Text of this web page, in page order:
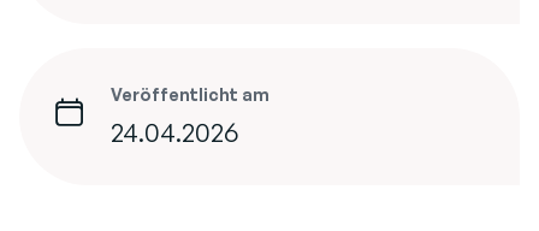
Veröffentlicht am
24.04.2026